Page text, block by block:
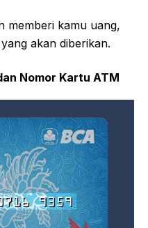
memberi kamu uang,
akan diberikan.
Nomor Kartu ATM